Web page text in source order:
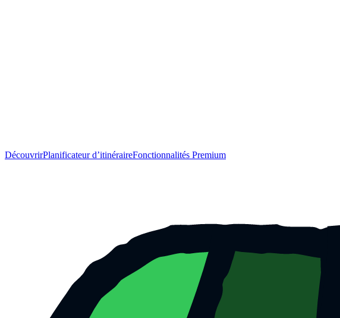
DécouvrirPlanificateur d’itinéraireFonctionnalités Premium